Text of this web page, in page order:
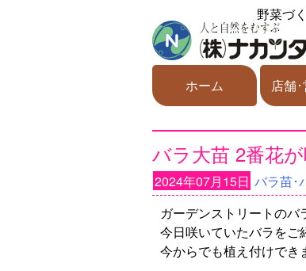
野菜づ
ホーム 店舗
バラ大苗 2番花
2024年07月15日 バラ苗･
ガーデンストリートの
今日咲いていたバラをご
今からでも植え付けでき